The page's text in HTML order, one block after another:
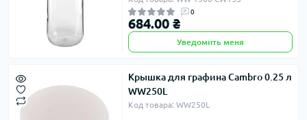
0
684.00 ₴
Уведомить меня
Крышка для графина Cambro 0.25 л
WW250L
Код товара: WW250L